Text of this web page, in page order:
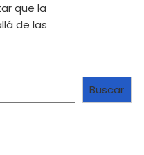
que la
de las
Buscar